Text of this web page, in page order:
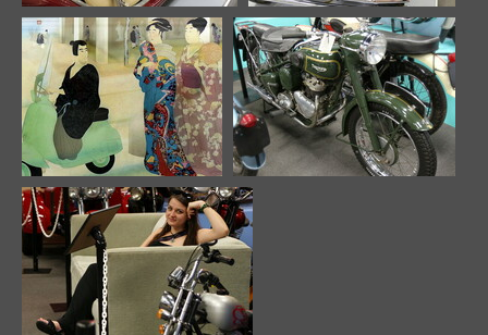
Image 648
10151 odwiedzin
Image 649
10208 odwiedzin
Image 650
10817 odwiedzin